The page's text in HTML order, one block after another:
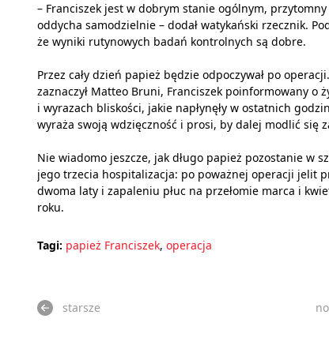
– Franciszek jest w dobrym stanie ogólnym, przytomny
oddycha samodzielnie – dodał watykański rzecznik.
że wyniki rutynowych badań kontrolnych są dobre.
Przez cały dzień papież będzie odpoczywał po
zaznaczył Matteo Bruni, Franciszek poinformowany o
i wyrazach bliskości, jakie napłynęły w ostatnich
wyraża swoją wdzięczność i prosi, by dalej modlić się
Nie wiadomo jeszcze, jak długo papież pozostanie w
jego trzecia hospitalizacja: po poważnej operacji jelit
dwoma laty i zapaleniu płuc na przełomie marca i
roku.
Tagi: papież Franciszek, operacja
starsze